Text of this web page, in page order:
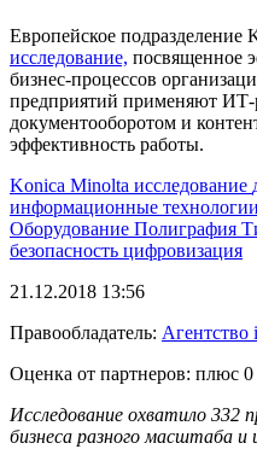
Европейское подразделение
исследование, посвященное
бизнес-процессов
предприятий применяют ИТ-
документооборотом и
эффективность работы.
Konica Minolta исследование
информационные технологии
Оборудование Полиграфия
безопасность цифровизация
21.12.2018 13:56
Правообладатель: Агентство
Оценка от партнеров: плюс 0
Исследование охватило 332
бизнеса разного масштаба и